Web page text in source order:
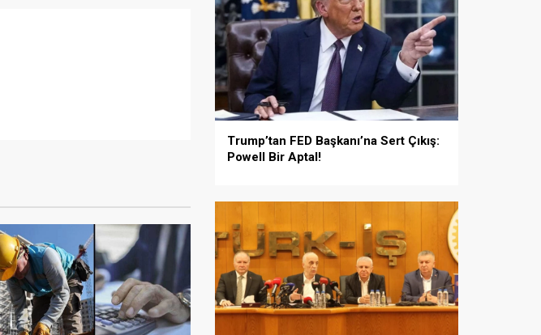
Trump’tan FED Başkanı’na Sert Çıkış:
Powell Bir Aptal!